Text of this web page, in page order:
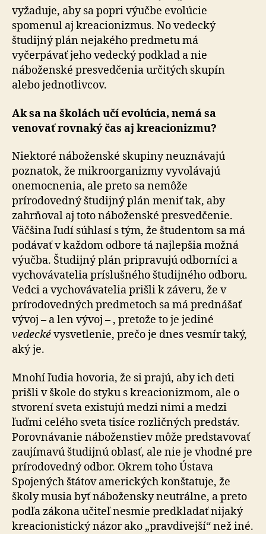
vyžaduje, aby sa popri výučbe evolúcie
spomenul aj kreacionizmus. No vedecký
študijný plán nejakého predmetu má
vyčerpávať jeho vedecký podklad a nie
náboženské presvedčenia určitých skupín
alebo jednotlivcov.
Ak sa na školách učí evolúcia, nemá sa
venovať rovnaký čas aj kreacionizmu?
Niektoré náboženské skupiny neuznávajú
poznatok, že mikroorganizmy vyvolávajú
onemocnenia, ale preto sa nemôže
prírodovedný študijný plán meniť tak, aby
zahrňoval aj toto náboženské presvedčenie.
Väčšina ľudí súhlasí s tým, že študentom sa má
podávať v každom odbore tá najlepšia možná
výučba. Študijný plán pripravujú odborníci a
vychovávatelia príslušného študijného odboru.
Vedci a vychovávatelia prišli k záveru, že v
prírodovedných predmetoch sa má prednášať
vývoj – a len vývoj – , pretože to je jediné
vedeckévysvetlenie, prečo je dnes vesmír taký,
aký je.
Mnohí ľudia hovoria, že si prajú, aby ich deti
prišli v škole do styku s kreacionizmom, ale o
stvorení sveta existujú medzi nimi a medzi
ľuďmi celého sveta tisíce rozličných predstáv.
Porovnávanie náboženstiev môže predstavovať
zaujímavú študijnú oblasť, ale nie je vhodné pre
prírodovedný odbor. Okrem toho Ústava
Spojených štátov amerických konštatuje, že
školy musia byť nábožensky neutrálne, a preto
podľa zákona učiteľ nesmie predkladať nijaký
kreacionistický názor ako „pravdivejší“ než iné.